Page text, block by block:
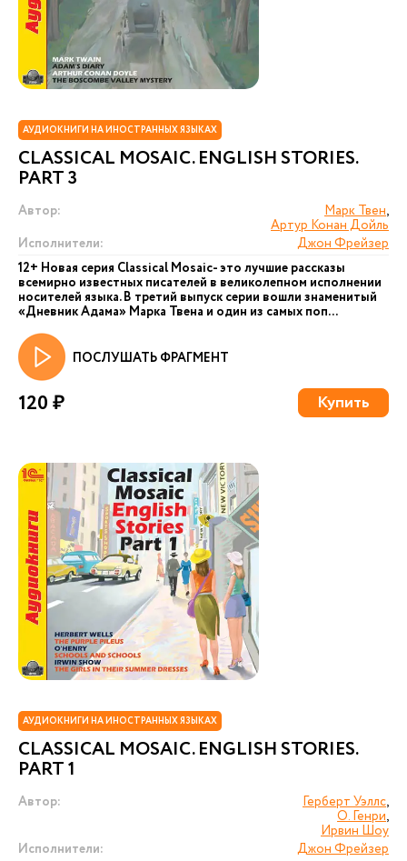
АУДИОКНИГИ НА ИНОСТРАННЫХ ЯЗЫКАХ
CLASSICAL MOSAIC. ENGLISH STORIES.
PART 3
Автор: Марк Твен,
Артур Конан Дойль
Исполнители:
Джон Фрейзер
12+ Новая серия Сlassical Mosaic- это лучшие рассказы
всемирно известных писателей в великолепном исполнении
носителей языка. В третий выпуск серии вошли знаменитый
«Дневник Адама» Марка Твена и один из самых поп...
ПОСЛУШАТЬ ФРАГМЕНТ
120 ₽ Купить
АУДИОКНИГИ НА ИНОСТРАННЫХ ЯЗЫКАХ
CLASSICAL MOSAIC. ENGLISH STORIES.
PART 1
Автор: Герберт Уэллс,
О. Генри,
Ирвин Шоу
Исполнители:
Джон Фрейзер